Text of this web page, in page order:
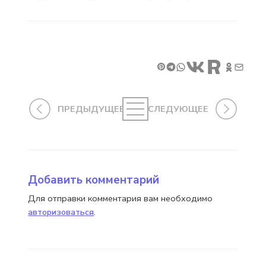
ПРЕДЫДУЩЕЕ СЛЕДУЮЩЕЕ
Добавить комментарий
Для отправки комментария вам необходимо
авторизоваться.